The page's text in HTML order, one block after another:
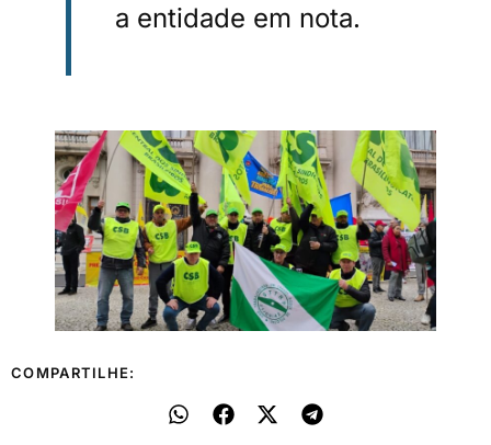
a entidade em nota.
COMPARTILHE: